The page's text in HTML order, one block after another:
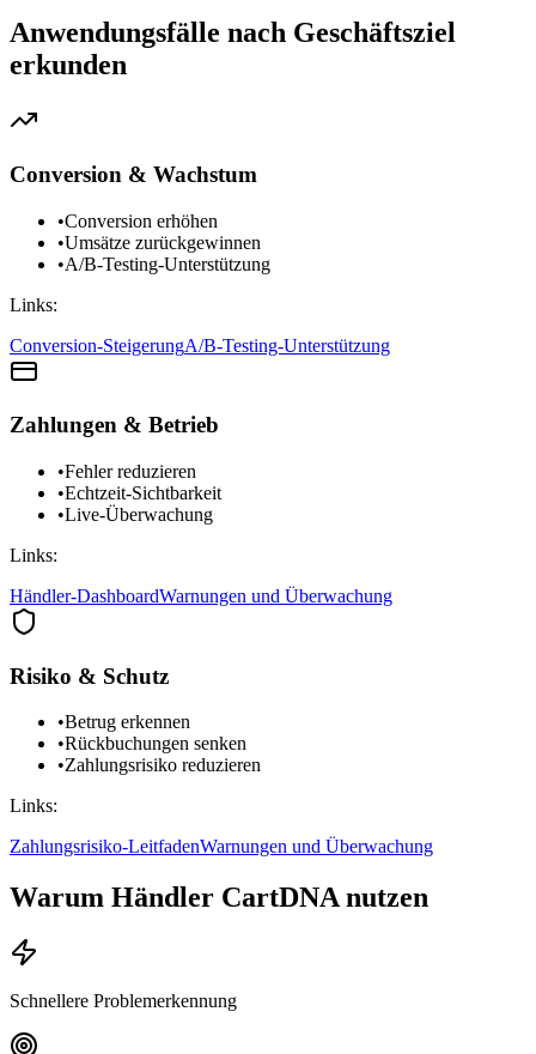
Anwendungsfälle nach Geschäftsziel
erkunden
Conversion & Wachstum
•Conversion erhöhen
•Umsätze zurückgewinnen
•A/B-Testing-Unterstützung
Links:
Conversion-SteigerungA/B-Testing-Unterstützung
Zahlungen & Betrieb
•Fehler reduzieren
•Echtzeit-Sichtbarkeit
•Live-Überwachung
Links:
Händler-DashboardWarnungen und Überwachung
Risiko & Schutz
•Betrug erkennen
•Rückbuchungen senken
•Zahlungsrisiko reduzieren
Links:
Zahlungsrisiko-LeitfadenWarnungen und Überwachung
Warum Händler CartDNA nutzen
Schnellere Problemerkennung